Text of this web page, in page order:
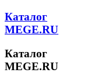
Каталог
MEGE.RU
Каталог
MEGE.RU